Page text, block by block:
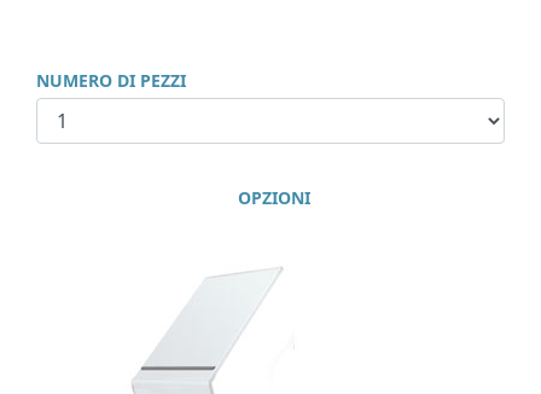
NUMERO DI PEZZI
OPZIONI